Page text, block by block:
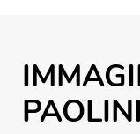
PAOLINI